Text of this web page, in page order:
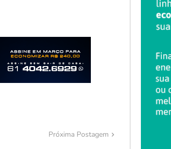
Próxima Postagem